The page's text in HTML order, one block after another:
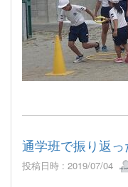
通学班で振り返
投稿日時 : 2019/07/04